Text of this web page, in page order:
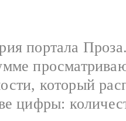
портала
который
цифры: